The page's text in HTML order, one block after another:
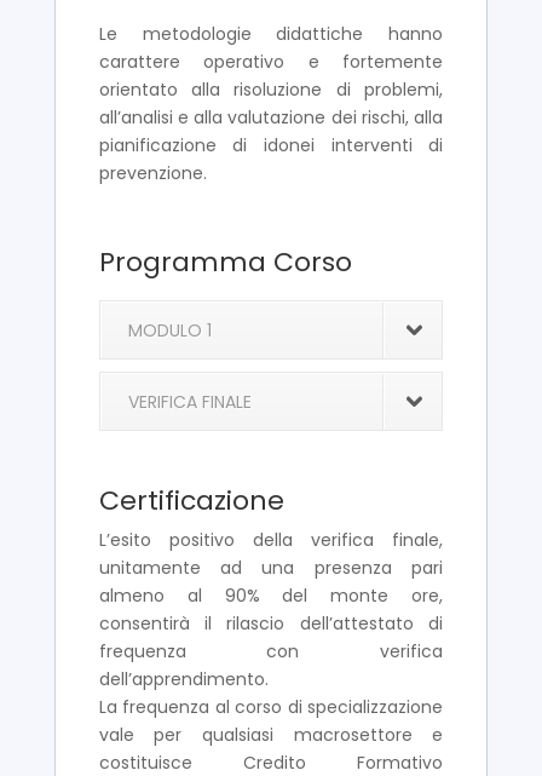
Le metodologie didattiche hanno
carattere operativo e fortemente
orientato alla risoluzione di problemi,
all’analisi e alla valutazione dei rischi, alla
pianificazione di idonei interventi di
prevenzione.
Programma Corso
MODULO 1
VERIFICA FINALE
Certificazione
L’esito positivo della verifica finale,
unitamente ad una presenza pari
almeno al 90% del monte ore,
consentirà il rilascio dell’attestato di
frequenza con verifica
dell’apprendimento.
La frequenza al corso di specializzazione
vale per qualsiasi macrosettore e
costituisce Credito Formativo